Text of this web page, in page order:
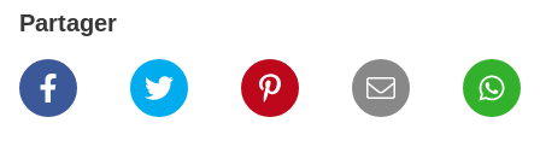
Partager